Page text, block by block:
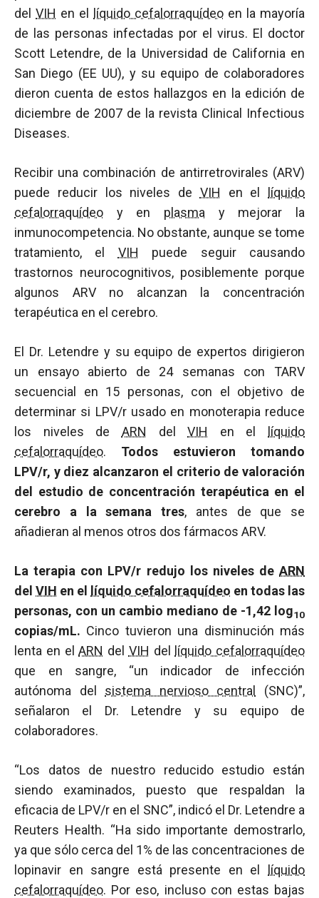
del VIH en el líquido cefalorraquídeo en la mayoría
de las personas infectadas por el virus. El doctor
Scott Letendre, de la Universidad de California en
San Diego (EE UU), y su equipo de colaboradores
dieron cuenta de estos hallazgos en la edición de
diciembre de 2007 de la revista Clinical Infectious
Diseases.
Recibir una combinación de antirretrovirales (ARV)
puede reducir los niveles de VIH en el
líquido
cefalorraquídeo y en plasma y mejorar la
inmunocompetencia. No obstante, aunque se tome
tratamiento, el VIH puede seguir causando
trastornos neurocognitivos, posiblemente porque
algunos ARV no alcanzan la concentración
terapéutica en el cerebro.
El Dr. Letendre y su equipo de expertos dirigieron
un ensayo abierto de 24 semanas con TARV
secuencial en 15 personas, con el objetivo de
determinar si LPV/r usado en monoterapia reduce
los niveles de ARN delVIH en el
líquido
cefalorraquídeo. Todos estuvieron tomando
LPV/r, y diez alcanzaron el criterio de valoración
del estudio de concentración terapéutica en el
cerebro a la semana tres, antes de que se
añadieran al menos otros dos fármacos ARV.
La terapia con LPV/r redujo los niveles de ARN
del VIH en el líquido cefalorraquídeo en todas las
personas, con un cambio mediano de -1,42 log10
copias/mL. Cinco tuvieron una disminución más
lenta en elARN del VIH del
líquido cefalorraquídeo
que en sangre, “un indicador de infección
autónoma del sistema nervioso central
(SNC)”,
señalaron el Dr. Letendre y su equipo de
colaboradores.
“Los datos de nuestro reducido estudio están
siendo examinados, puesto que respaldan la
eficacia de LPV/r en el SNC”, indicó el Dr. Letendre a
Reuters Health. “Ha sido importante demostrarlo,
ya que sólo cerca del 1% de las concentraciones de
lopinavir en sangre está presente en el
líquido
cefalorraquídeo. Por eso, incluso con estas bajas